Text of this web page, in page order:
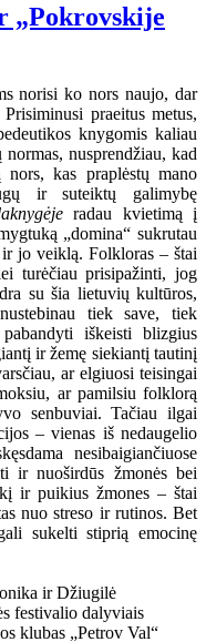
„Pokrovskije
norisi ko nors naujo, dar
praeitus metus,
knygomis kaliau
nusprendžiau, kad
kas praplėstų mano
ir suteiktų galimybę
radau kvietimą į
„domina“ sukrutau
jo veiklą. Folkloras – štai
turėčiau prisipažinti, jog
su šia lietuvių kultūros,
tiek save, tiek
iškeisti blizgius
ir žemę siekiantį tautinį
ar elgiuosi teisingai
ar pamilsiu folklorą
senbuviai. Tačiau ilgai
– vienas iš nedaugelio
nesibaigiančiuose
ir nuoširdūs žmonės bei
ir puikius žmones – štai
nuo streso ir rutinos. Bet
sukelti stiprią emocinę